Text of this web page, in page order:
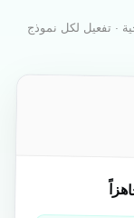
· تفعيل لكل نموذج